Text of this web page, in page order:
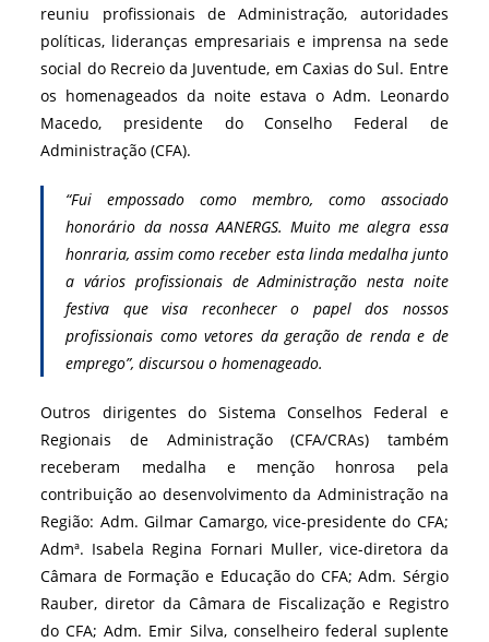
reuniu profissionais de Administração, autoridades
políticas, lideranças empresariais e imprensa na sede
social do Recreio da Juventude, em Caxias do Sul. Entre
os homenageados da noite estava o Adm. Leonardo
Macedo, presidente do Conselho Federal de
Administração (CFA).
“Fui empossado como membro, como associado
honorário da nossa AANERGS. Muito me alegra essa
honraria, assim como receber esta linda medalha junto
a vários profissionais de Administração nesta noite
festiva que visa reconhecer o papel dos nossos
profissionais como vetores da geração de renda e de
emprego”, discursou o homenageado.
Outros dirigentes do Sistema Conselhos Federal e
Regionais de Administração (CFA/CRAs) também
receberam medalha e menção honrosa pela
contribuição ao desenvolvimento da Administração na
Região: Adm. Gilmar Camargo, vice-presidente do CFA;
Admª. Isabela Regina Fornari Muller, vice-diretora da
Câmara de Formação e Educação do CFA; Adm. Sérgio
Rauber, diretor da Câmara de Fiscalização e Registro
do CFA; Adm. Emir Silva, conselheiro federal suplente